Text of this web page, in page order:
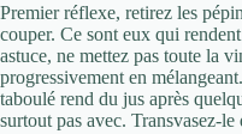
Premier réflexe, retirez les
couper. Ce sont eux qui
astuce, ne mettez pas toute la
progressivement en
taboulé rend du jus après
surtout pas avec. Transvasez-